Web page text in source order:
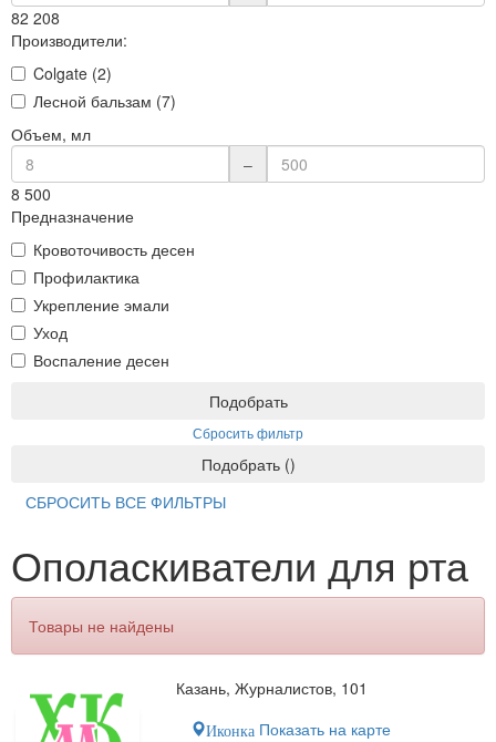
82 208
Производители:
Colgate (2)
Лесной бальзам (7)
Объем, мл
–
8 500
Предназначение
Кровоточивость десен
Профилактика
Укрепление эмали
Уход
Воспаление десен
Подобрать
Сбросить фильтр
Подобрать ()
СБРОСИТЬ ВСЕ ФИЛЬТРЫ
Ополаскиватели для рта
Товары не найдены
Казань, Журналистов, 101
Иконка Показать на карте